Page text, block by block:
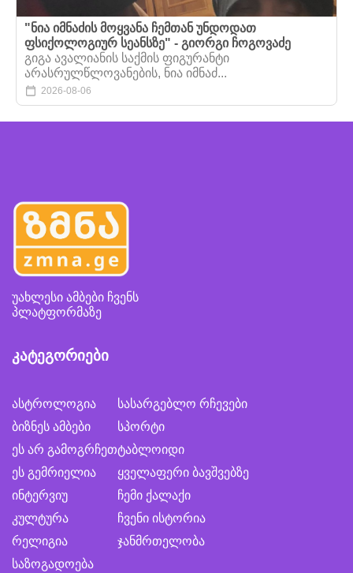
"ნია იმნაძის მოყვანა ჩემთან უნდოდათ
ფსიქოლოგიურ სეანსზე" - გიორგი ჩოგოვაძე
გიგა ავალიანის საქმის ფიგურანტი
არასრულწლოვანების, ნია იმნაძ...
2026-08-06
უახლესი ამბები ჩვენს
პლატფორმაზე
კატეგორიები
ასტროლოგია
ბიზნეს ამბები
ეს არ გამოგრჩეთ
ეს გემრიელია
ინტერვიუ
კულტურა
რელიგია
საზოგადოება
სასარგებლო რჩევები
სპორტი
ტაბლოიდი
ყველაფერი ბავშვებზე
ჩემი ქალაქი
ჩვენი ისტორია
ჯანმრთელობა